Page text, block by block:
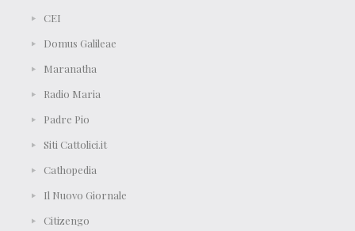
CEI
Domus Galileae
Maranatha
Radio Maria
Padre Pio
Siti Cattolici.it
Cathopedia
Il Nuovo Giornale
Citizengo